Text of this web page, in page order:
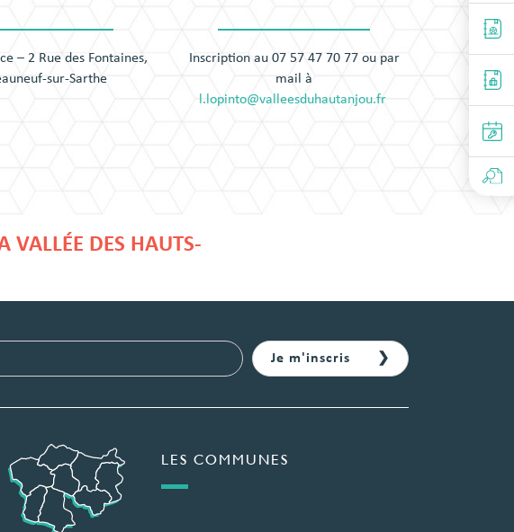
– 2 Rue des Fontaines,
sur-Sarthe
Inscription au 07 57 47 70 77 ou par
mail à
l.lopinto@valleesduhautanjou.fr​​​​​​​
VALLÉE DES HAUTS-
LES COMMUNES